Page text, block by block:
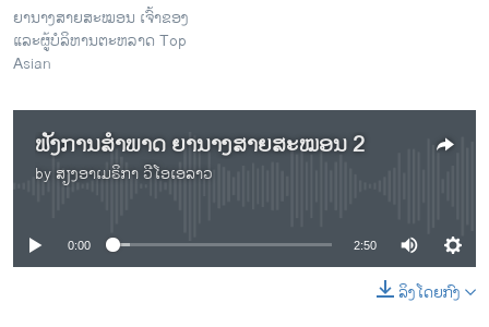
ຍານາງສາຍສະໝອນ ເຈົ້າຂອງ
ແລະຜູ້ບໍລິຫານຕະຫລາດ Top
Asian
ຟັງການສຳພາດ ຍານາງສາຍສະໝອນ 2
by ສຽງອາເມຣິກາ ວີໂອເອລາວ
No media source currently available
0:00 2:50
ລິງໂດຍກົງ